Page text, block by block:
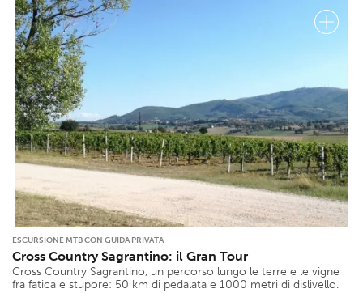
ESCURSIONE MTB CON GUIDA PRIVATA
Cross Country Sagrantino: il Gran Tour
Cross Country Sagrantino, un percorso lungo le terre e le vigne
fra fatica e stupore: 50 km di pedalata e 1000 metri di dislivello.